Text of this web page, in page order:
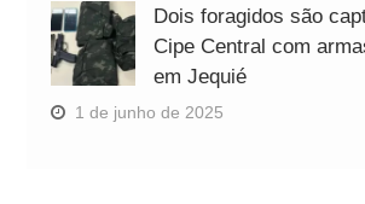
Dois foragidos são
Cipe Central com
em Jequié
1 de junho de 2025